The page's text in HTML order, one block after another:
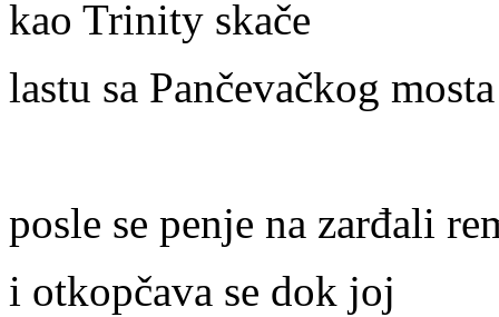
kao Trinity skače
lastu sa Pančevačkog mosta
posle se penje na zarđali
i otkopčava se dok joj